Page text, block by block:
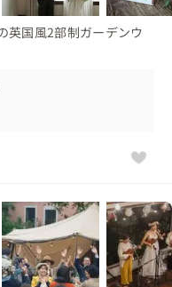
英国風2部制ガーデンウ